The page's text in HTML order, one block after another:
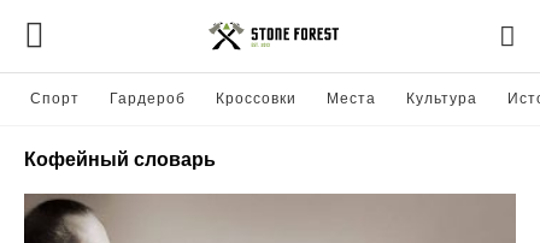
Спорт Гардероб Кроссовки Места Культура
Кофейный словарь